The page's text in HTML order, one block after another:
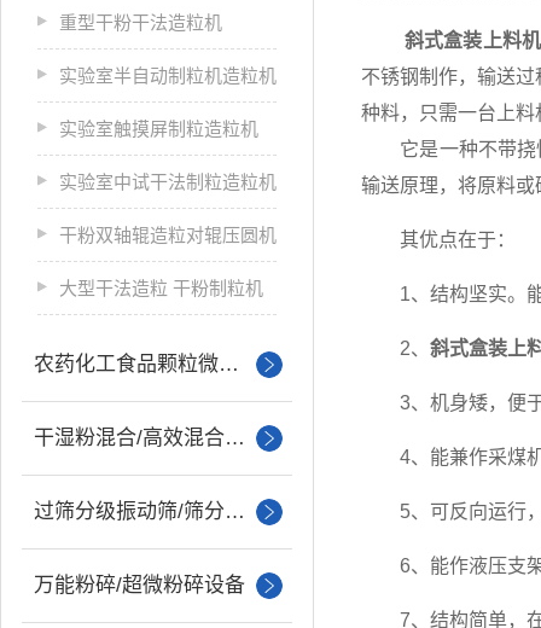
重型干粉干法造粒机
实验室半自动制粒机造粒机
实验室触摸屏制粒造粒机
实验室中试干法制粒造粒机
干粉双轴辊造粒对辊压圆机
大型干法造粒 干粉制粒机
农药化工食品颗粒微丸制粒
干湿粉混合/高效混合设备
过筛分级振动筛/筛分设备
万能粉碎/超微粉碎设备
斜式盒装上料机
不锈钢制作，输送
种料，只需一台上
它是一种不带挠性
输送原理，将原料
其优点在于：
1、结构坚实。能
2、 斜式盒装上
3、机身矮，便
4、能兼作采煤机
5、可反向运行，
6、能作液压支架
7、结构简单，在